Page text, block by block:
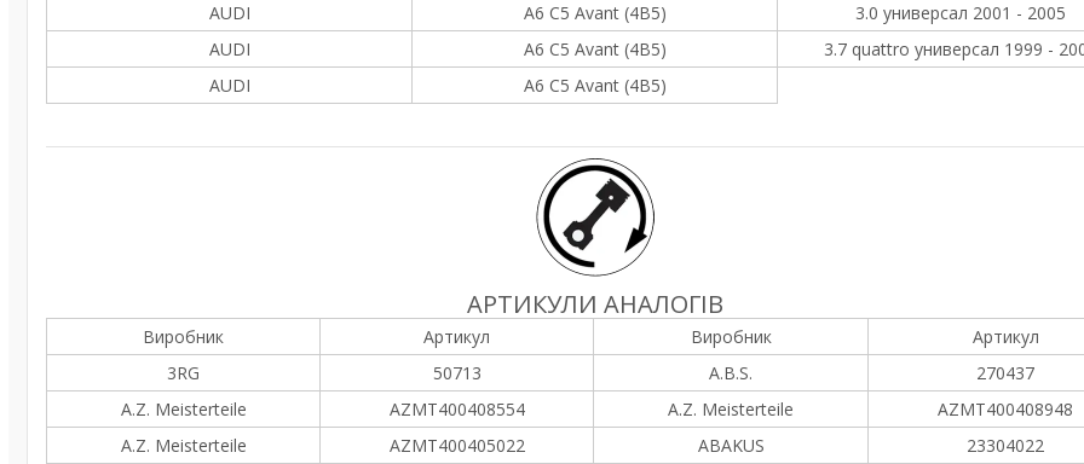
AUDI
A6 C5 Avant (4B5)
3.0 универсал 2001 - 2005
AUDI
A6 C5 Avant (4B5)
3.7 quattro универсал 1999 -
AUDI
A6 C5 Avant (4B5)
АРТИКУЛИ АНАЛОГІВ
Виробник Артикул Виробник
Артикул
3RG
50713 A.B.S.
270437
A.Z. Meisterteile
AZMT400408554 A.Z. Meisterteile
AZMT400408948
A.Z. Meisterteile
AZMT400405022 ABAKUS 23304022